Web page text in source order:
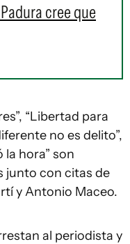
cree que
“Libertad para
no es delito”,
la hora” son
junto con citas de
y Antonio Maceo.
al periodista y